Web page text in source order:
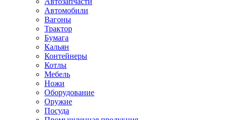
Автомобили
Вагоны
Трактор
Бумага
Кальян
Контейнеры
Котлы
Мебель
Ножи
Оборудование
Оружие
Посуда